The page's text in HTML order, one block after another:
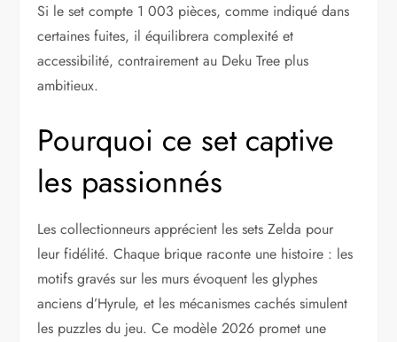
Si le set compte 1 003 pièces, comme indiqué dans
certaines fuites, il équilibrera complexité et
accessibilité, contrairement au Deku Tree plus
ambitieux.
Pourquoi ce set captive
les passionnés
Les collectionneurs apprécient les sets Zelda pour
leur fidélité. Chaque brique raconte une histoire : les
motifs gravés sur les murs évoquent les glyphes
anciens d’Hyrule, et les mécanismes cachés simulent
les puzzles du jeu. Ce modèle 2026 promet une